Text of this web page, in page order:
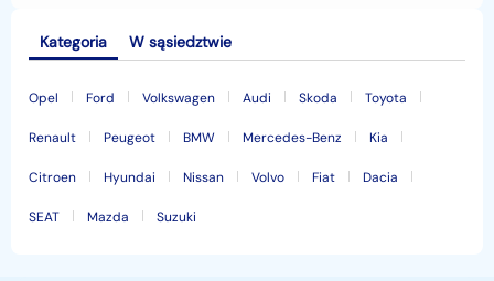
Kategoria
Opel Ford Volkswagen Audi Skoda Toyota
Renault Peugeot BMW Mercedes-Benz Kia
Citroen Hyundai Nissan Volvo Fiat Dacia
SEAT Mazda Suzuki
W sąsiedztwie